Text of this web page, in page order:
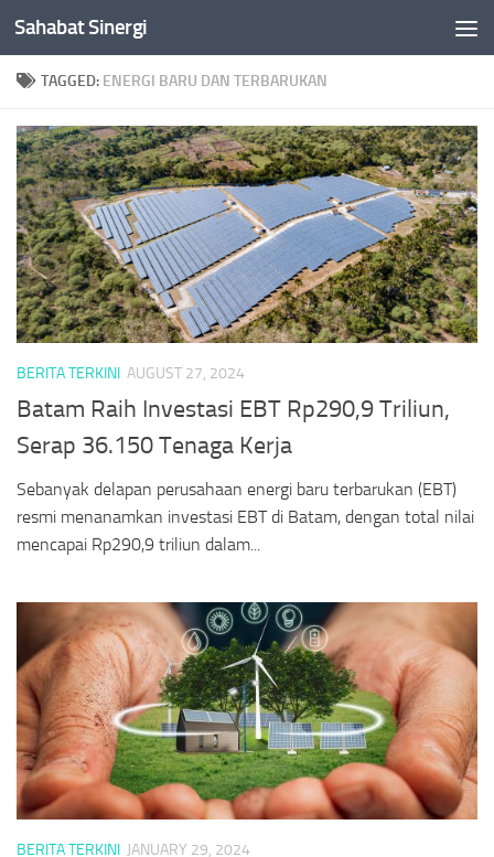
Skip to content
Sahabat Sinergi
TAGGED: ENERGI BARU DAN TERBARUKAN
BERITA TERKINI AUGUST 27, 2024
Batam Raih Investasi EBT Rp290,9 Triliun,
Serap 36.150 Tenaga Kerja
Sebanyak delapan perusahaan energi baru terbarukan (EBT)
resmi menanamkan investasi EBT di Batam, dengan total nilai
mencapai Rp290,9 triliun dalam...
BERITA TERKINI JANUARY 29, 2024